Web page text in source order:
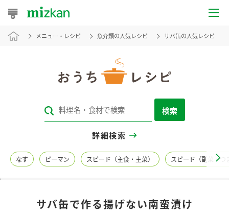
おうちレシピ
レシピカテゴリ一覧
レシピ名特集
商品情報
メニュー・レシピ 魚介類の人気レシピ サバ缶の人気レシピ
検索
詳細検索
なす ピーマン スピード（主食・主菜） スピード（副菜・つ
サバ缶で作る揚げない南蛮漬け